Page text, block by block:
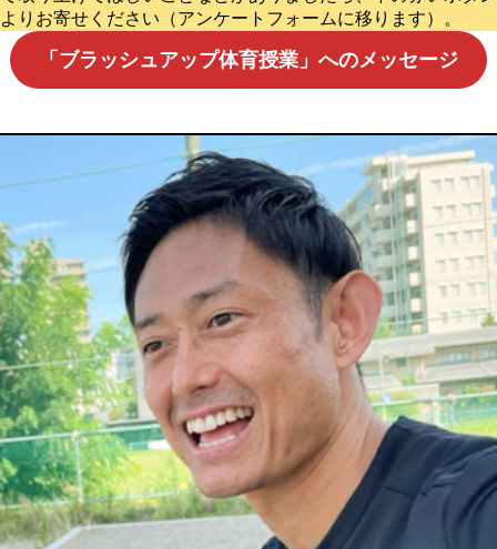
よりお寄せください（アンケートフォームに移ります）。
「ブラッシュアップ体育授業」へのメッセージ